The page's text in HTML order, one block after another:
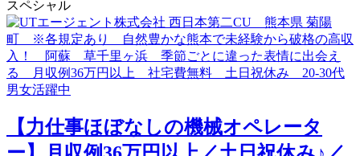
スペシャル
【力仕事ほぼなしの機械オペレータ